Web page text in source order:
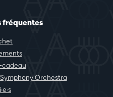
fréquentes
cadeau
Orchestra